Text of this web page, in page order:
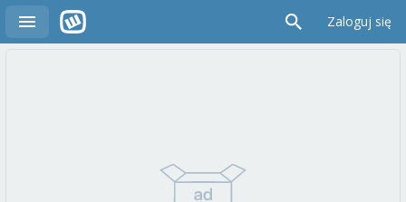
Zaloguj się